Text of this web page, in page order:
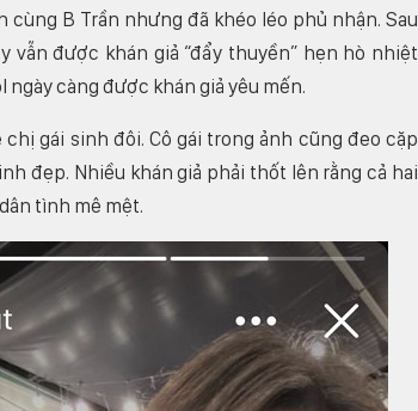
B Trần nhưng đã khéo léo phủ nhận. Sau
vẫn được khán giả “đẩy thuyền” hẹn hò nhiệt
càng được khán giả yêu mến.
gái sinh đôi. Cô gái trong ảnh cũng đeo cặp
đẹp. Nhiều khán giả phải thốt lên rằng cả hai
tình mê mệt.